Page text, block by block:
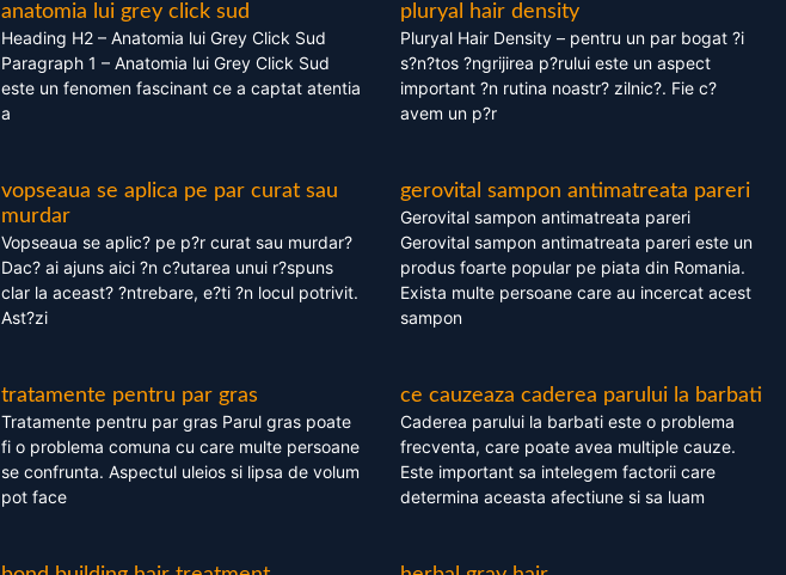
anatomia lui grey click sud
Heading H2 – Anatomia lui Grey Click Sud
Paragraph 1 – Anatomia lui Grey Click Sud
este un fenomen fascinant ce a captat atentia
a
pluryal hair density
Pluryal Hair Density – pentru un par bogat ?i
s?n?tos ?ngrijirea p?rului este un aspect
important ?n rutina noastr? zilnic?. Fie c?
avem un p?r
vopseaua se aplica pe par curat sau
murdar
Vopseaua se aplic? pe p?r curat sau murdar?
Dac? ai ajuns aici ?n c?utarea unui r?spuns
clar la aceast? ?ntrebare, e?ti ?n locul potrivit.
Ast?zi
gerovital sampon antimatreata pareri
Gerovital sampon antimatreata pareri
Gerovital sampon antimatreata pareri este un
produs foarte popular pe piata din Romania.
Exista multe persoane care au incercat acest
sampon
tratamente pentru par gras
Tratamente pentru par gras Parul gras poate
fi o problema comuna cu care multe persoane
se confrunta. Aspectul uleios si lipsa de volum
pot face
ce cauzeaza caderea parului la barbati
Caderea parului la barbati este o problema
frecventa, care poate avea multiple cauze.
Este important sa intelegem factorii care
determina aceasta afectiune si sa luam